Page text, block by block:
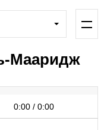
Мааридж
0:00 / 0:00